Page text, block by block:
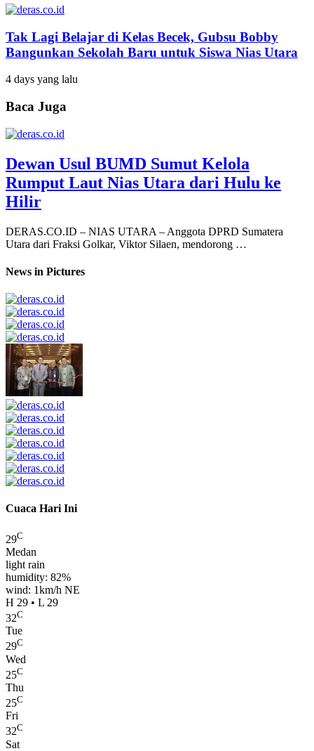
Tak Lagi Belajar di Kelas Becek, Gubsu Bobby
Bangunkan Sekolah Baru untuk Siswa Nias Utara
4 days yang lalu
Baca Juga
Dewan Usul BUMD Sumut Kelola
Rumput Laut Nias Utara dari Hulu ke
Hilir
DERAS.CO.ID – NIAS UTARA – Anggota DPRD Sumatera
Utara dari Fraksi Golkar, Viktor Silaen, mendorong …
News in Pictures
Cuaca Hari Ini
29C
Medan
light rain
humidity: 82%
wind: 1km/h NE
H 29 • L 29
32C
Tue
29C
Wed
25C
Thu
25C
Fri
32C
Sat